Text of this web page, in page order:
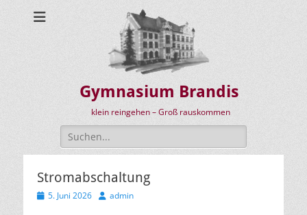
Gymnasium Brandis
klein reingehen – Groß rauskommen
Suchen
nach:
Stromabschaltung
Veröffentlicht
5. Juni 2026 Autoradmin